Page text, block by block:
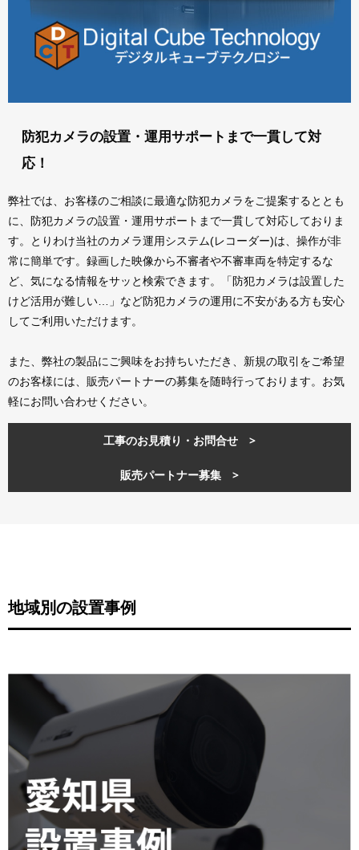
防犯カメラの設置・運用サポートまで一貫して対
応！
弊社では、お客様のご相談に最適な防犯カメラをご提案するととも
に、防犯カメラの設置・運用サポートまで一貫して対応しておりま
す。とりわけ当社のカメラ運用システム(レコーダー)は、操作が非
常に簡単です。録画した映像から不審者や不審車両を特定するな
ど、気になる情報をサッと検索できます。「防犯カメラは設置した
けど活用が難しい…」など防犯カメラの運用に不安がある方も安心
してご利用いただけます。
また、弊社の製品にご興味をお持ちいただき、新規の取引をご希望
のお客様には、販売パートナーの募集を随時行っております。お気
軽にお問い合わせください。
工事のお見積り・お問合せ >
販売パートナー募集 >
地域別の設置事例